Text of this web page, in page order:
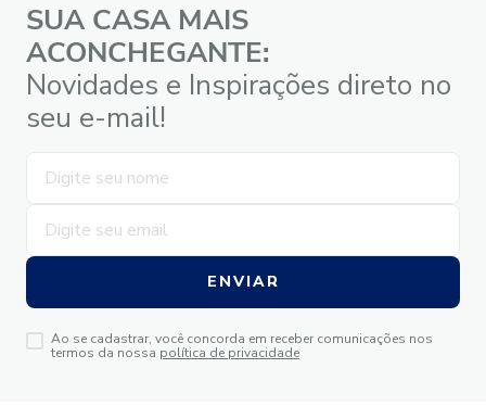
SUA CASA MAIS
ACONCHEGANTE:
Novidades e Inspirações direto no
seu e-mail!
ENVIAR
Ao se cadastrar, você concorda em receber comunicações nos
termos da nossa política de privacidade